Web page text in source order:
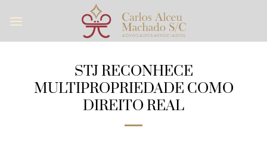
STJ RECONHECE
MULTIPROPRIEDADE COMO
DIREITO REAL